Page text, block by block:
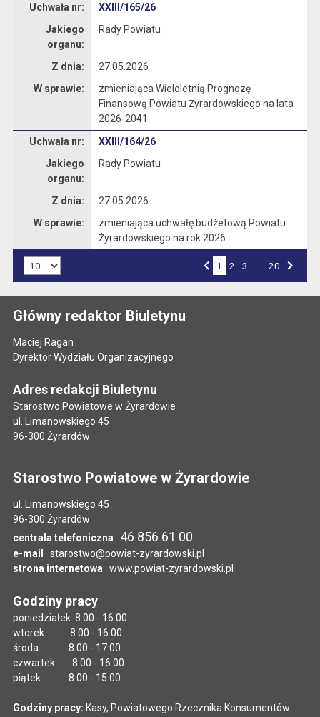
Uchwała nr:
XXIII/165/26
Jakiego
organu:
Rady Powiatu
Z dnia:
27.05.2026
W sprawie:
zmieniająca Wieloletnią Prognozę
Finansową Powiatu Żyrardowskiego na lata
2026-2041
Uchwała nr:
XXIII/164/26
Jakiego
organu:
Rady Powiatu
Z dnia:
27.05.2026
W sprawie:
zmieniająca uchwałę budżetową Powiatu
Żyrardowskiego na rok 2026
1 2 3 20
Główny redaktor Biuletynu
Maciej Ragan
Dyrektor Wydziału Organizacyjnego
Adres redakcji Biuletynu
Starostwo Powiatowe w Żyrardowie
ul. Limanowskiego 45
96-300 Żyrardów
Starostwo Powiatowe w Żyrardowie
ul. Limanowskiego 45
96-300 Żyrardów
centrala telefoniczna
46 856 61 00
e-mail
starostwo@powiat-zyrardowski.pl
strona internetowa
www.powiat-zyrardowski.pl
Godziny pracy
poniedziałek 8.00 - 16.00
wtorek 8.00 - 16.00
środa 8.00 - 17.00
czwartek 8.00 - 16.00
piątek 8.00 - 15.00
Godziny pracy: Kasy, Powiatowego Rzecznika Konsumentów